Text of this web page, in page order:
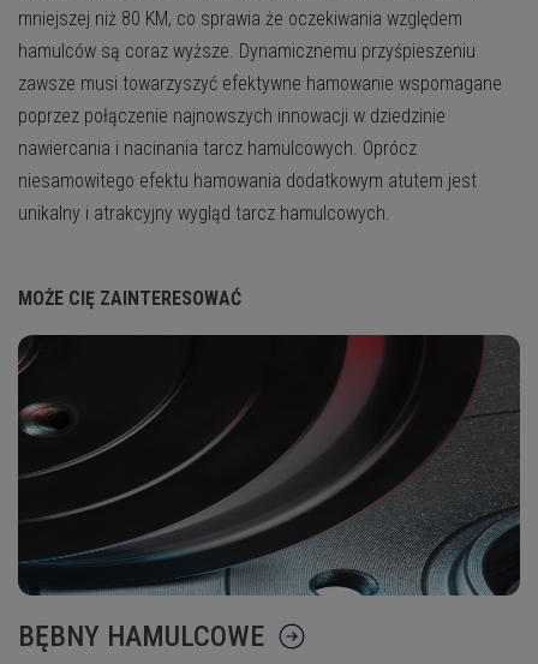
mniejszej niż 80 KM, co sprawia że oczekiwania względem
hamulców są coraz wyższe. Dynamicznemu przyśpieszeniu
zawsze musi towarzyszyć efektywne hamowanie wspomagane
poprzez połączenie najnowszych innowacji w dziedzinie
nawiercania i nacinania tarcz hamulcowych. Oprócz
niesamowitego efektu hamowania dodatkowym atutem jest
unikalny i atrakcyjny wygląd tarcz hamulcowych.
MOŻE CIĘ ZAINTERESOWAĆ
BĘBNY HAMULCOWE